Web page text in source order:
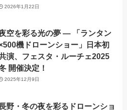
2026年1月22日
空を彩る光の夢 ― 「ランタン
機ドローンショー」日本初
演、フェスタ・ルーチェ2025
開催決定！
2025年12月9日
野・冬の夜を彩るドローンショ